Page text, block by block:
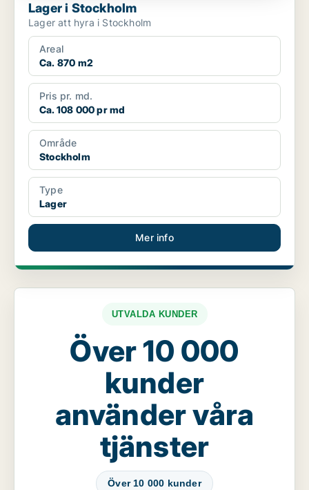
Lager i Stockholm
Lager att hyra i Stockholm
Areal
Ca. 870 m2
Pris pr. md.
Ca. 108 000 pr md
Område
Stockholm
Type
Lager
Mer info
UTVALDA KUNDER
Över 10 000
kunder
använder våra
tjänster
Över 10 000 kunder